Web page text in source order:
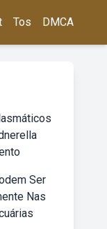
Tos DMCA
Ser
Nas